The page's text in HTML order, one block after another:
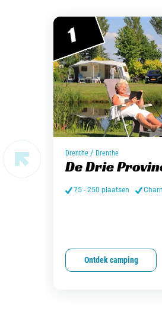
1
Drenthe / Drenthe
De Drie
75 - 250 plaatsen
Ontdek camping